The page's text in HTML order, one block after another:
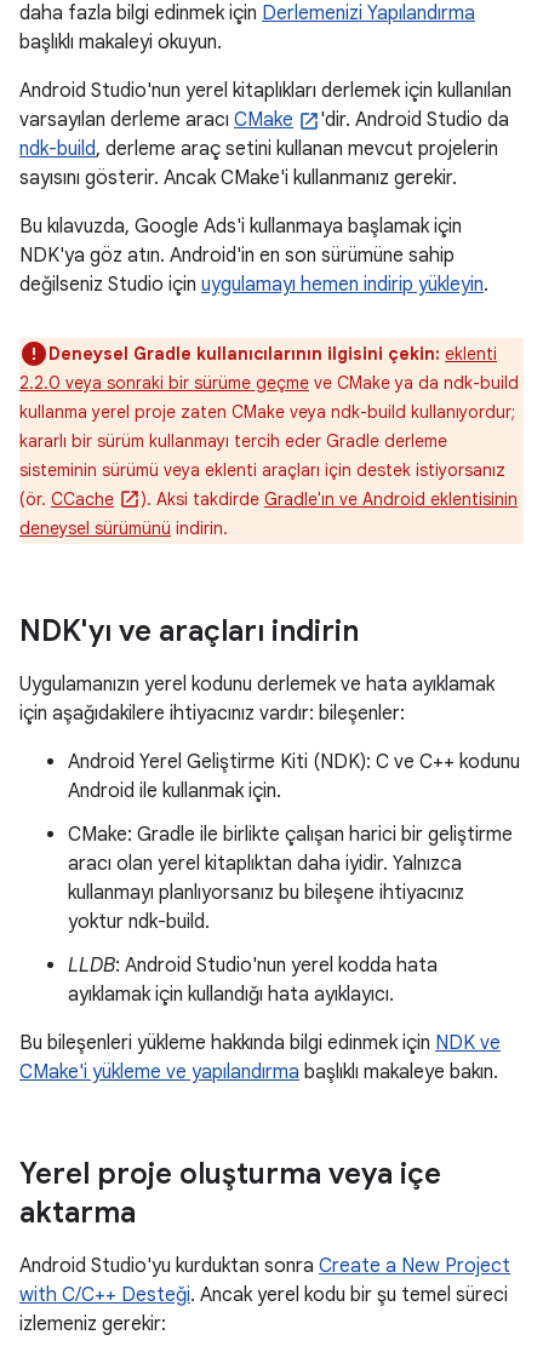
daha fazla bilgi edinmek için Derlemenizi Yapılandırma
başlıklı makaleyi okuyun.
Android Studio'nun yerel kitaplıkları derlemek için kullanılan
varsayılan derleme aracı CMake
'dir. Android Studio da
ndk-build, derleme araç setini kullanan mevcut projelerin
sayısını gösterir. Ancak CMake'i kullanmanız gerekir.
Bu kılavuzda, Google Ads'i kullanmaya başlamak için
NDK'ya göz atın. Android'in en son sürümüne sahip
değilseniz Studio için uygulamayı hemen indirip yükleyin.
Deneysel Gradle kullanıcılarının ilgisini çekin: eklenti
2.2.0 veya sonraki bir sürüme geçme ve CMake ya da ndk-build
kullanma yerel proje zaten CMake veya ndk-build kullanıyordur;
kararlı bir sürüm kullanmayı tercih eder Gradle derleme
sisteminin sürümü veya eklenti araçları için destek istiyorsanız
(ör. CCache ). Aksi takdirde Gradle'ın ve Android eklentisinin
deneysel sürümünü indirin.
NDK'yı ve araçları indirin
Uygulamanızın yerel kodunu derlemek ve hata ayıklamak
için aşağıdakilere ihtiyacınız vardır: bileşenler:
Android Yerel Geliştirme Kiti (NDK): C ve C++ kodunu
Android ile kullanmak için.
CMake: Gradle ile birlikte çalışan harici bir geliştirme
aracı olan yerel kitaplıktan daha iyidir. Yalnızca
kullanmayı planlıyorsanız bu bileşene ihtiyacınız
yoktur ndk-build.
LLDB: Android Studio'nun yerel kodda hata
ayıklamak için kullandığı hata ayıklayıcı.
Bu bileşenleri yükleme hakkında bilgi edinmek için NDK ve
CMake'i yükleme ve yapılandırma başlıklı makaleye bakın.
Yerel proje oluşturma veya içe
aktarma
Android Studio'yu kurduktan sonra Create a New Project
with C/C++ Desteği. Ancak yerel kodu bir şu temel süreci
izlemeniz gerekir: